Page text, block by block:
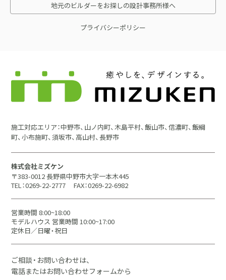
地元のビルダーをお探しの設計事務所様へ
プライバシーポリシー
施工対応エリア：中野市、山ノ内町、木島平村、飯山市、信濃町、飯綱
町、小布施町、須坂市、高山村、長野市
株式会社ミズケン
〒383-0012 長野県中野市大字一本木445
TEL：0269-22-2777
FAX：0269-22-6982
営業時間 8:00~18:00
モデルハウス 営業時間 10:00~17:00
定休日／日曜・祝日
ご相談・お問い合わせは、
電話またはお問い合わせフォームから